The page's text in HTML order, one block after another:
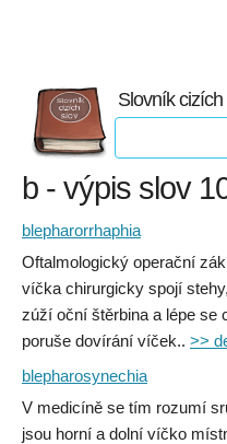
Slovník cizích
b - výpis slov
blepharorrhaphia
Oftalmologický operační
víčka chirurgicky spojí
zúží oční štěrbina a lépe se
poruše dovírání víček.. >>
blepharosynechia
V medicíně se tím rozumí
jsou horní a dolní víčko